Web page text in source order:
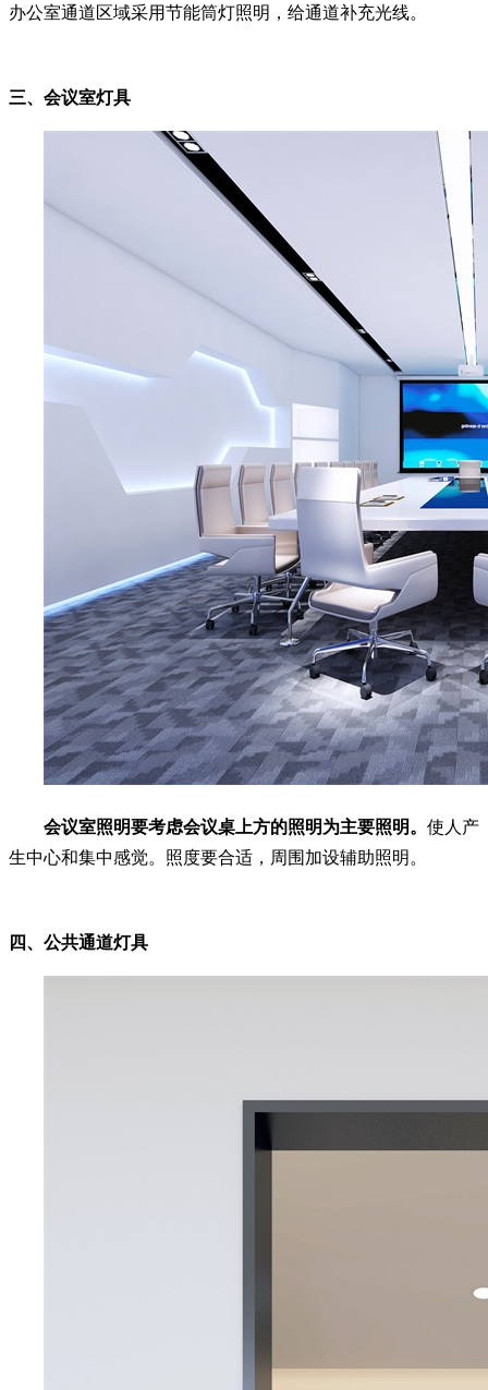
办公室通道区域采用节能筒灯照明，给通道补充光线。
三、会议室灯具
会议室照明要考虑会议桌上方的照明为主要照明。 使人产
生中心和集中感觉。照度要合适，周围加设辅助照明。
四、公共通道灯具